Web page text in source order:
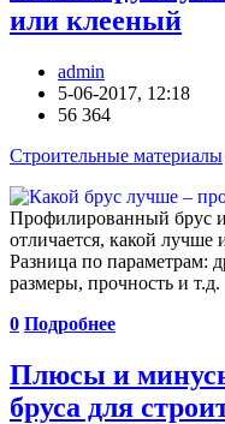
или клееный
admin
5-06-2017, 12:18
56 364
Строительные материалы
Профилированный брус
отличается, какой лучше
Разница по параметрам:
размеры, прочность и т.д.
0 Подробнее
Плюсы и
бруса для